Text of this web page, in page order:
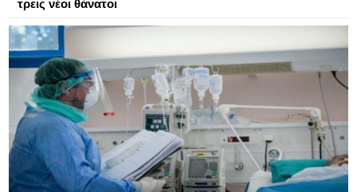
τρεις νέοι θάνατοι